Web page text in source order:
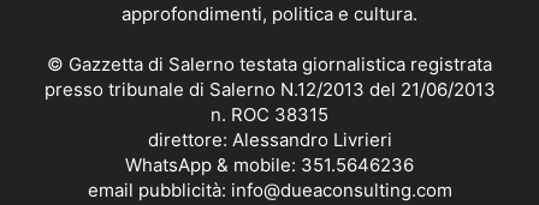
approfondimenti, politica e cultura.
© Gazzetta di Salerno testata giornalistica registrata
presso tribunale di Salerno N.12/2013 del 21/06/2013
n. ROC 38315
direttore: Alessandro Livrieri
WhatsApp & mobile: 351.5646236
email pubblicità: info@dueaconsulting.com